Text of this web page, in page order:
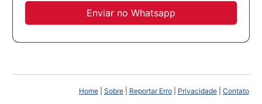
Enviar no Whatsapp
Home| Sobre| Reportar Erro| Privacidade| Contato